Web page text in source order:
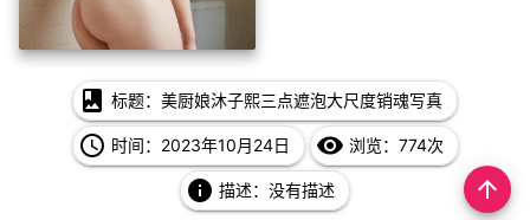
photo_album 标题：美厨娘沐子熙三点遮泡大尺度销魂写真
access_time 时间：2023年10月24日 remove_red_eye 浏览：774次
info 描述：没有描述 arrow_upward